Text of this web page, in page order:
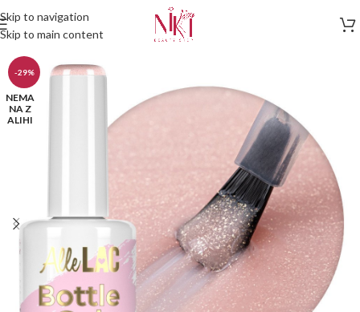
Skip to navigation
Skip to main content
-29%
NEMA
NA Z
ALIHI